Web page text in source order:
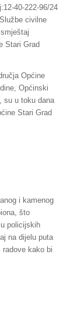
40-222-96/24
civilne
Stari Grad
Općine
Općinski
su u toku dana
Stari Grad
i kamenog
što
policijskih
na dijelu puta
radove kako bi